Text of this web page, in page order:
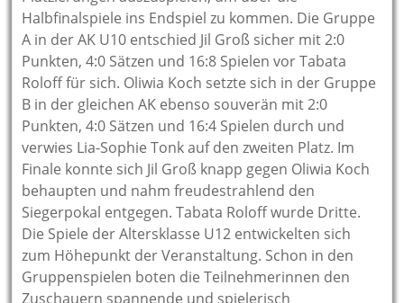
Halbfinalspiele ins Endspiel zu kommen. Die Gruppe
A in der AK U10 entschied Jil Groß sicher mit 2:0
Punkten, 4:0 Sätzen und 16:8 Spielen vor Tabata
Roloff für sich. Oliwia Koch setzte sich in der Gruppe
B in der gleichen AK ebenso souverän mit 2:0
Punkten, 4:0 Sätzen und 16:4 Spielen durch und
verwies Lia-Sophie Tonk auf den zweiten Platz. Im
Finale konnte sich Jil Groß knapp gegen Oliwia Koch
behaupten und nahm freudestrahlend den
Siegerpokal entgegen. Tabata Roloff wurde Dritte.
Die Spiele der Altersklasse U12 entwickelten sich
zum Höhepunkt der Veranstaltung. Schon in den
Gruppenspielen boten die Teilnehmerinnen den
Zuschauern spannende und spielerisch